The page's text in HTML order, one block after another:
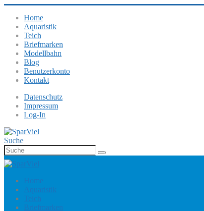
Home
Aquaristik
Teich
Briefmarken
Modellbahn
Blog
Benutzerkonto
Kontakt
Datenschutz
Impressum
Log-In
Suche
Home
Aquaristik
Teich
Briefmarken